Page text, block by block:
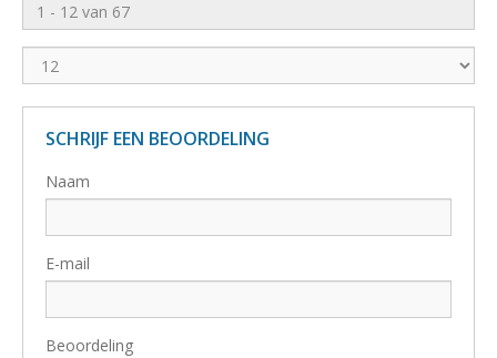
SCHRIJF EEN BEOORDELING
Naam
E-mail
Beoordeling